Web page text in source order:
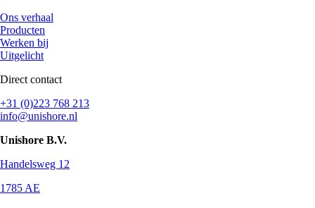
Ons verhaal
Producten
Werken bij
Uitgelicht
Direct contact
+31 (0)223 768 213
info@unishore.nl
Unishore B.V.
Handelsweg 12
1785 AE